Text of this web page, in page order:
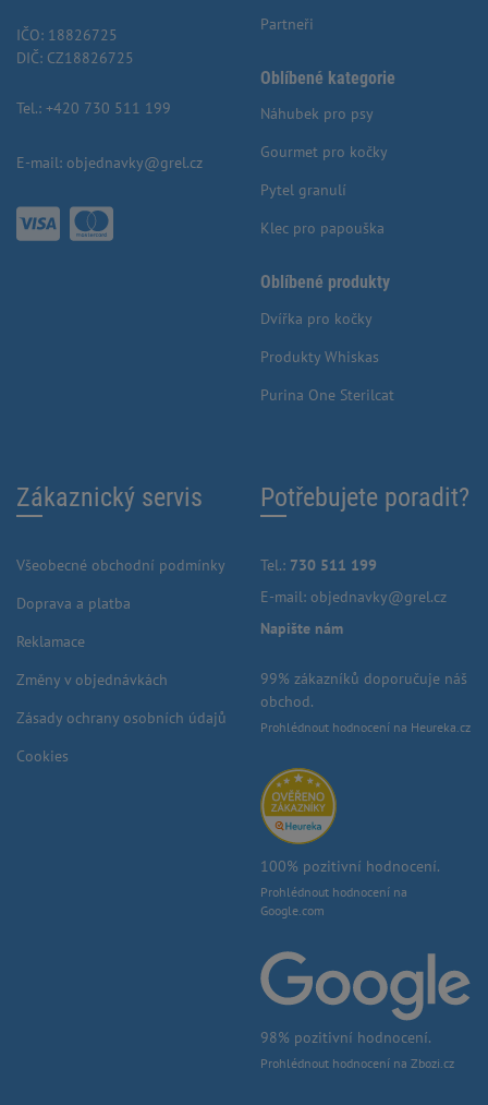
IČO: 18826725
DIČ: CZ18826725
Tel.: +420 730 511 199
E-mail: objednavky@grel.cz
Partneři
Oblíbené kategorie
Náhubek pro psy
Gourmet pro kočky
Pytel granulí
Klec pro papouška
Oblíbené produkty
Dvířka pro kočky
Produkty Whiskas
Purina One Sterilcat
Zákaznický servis
Všeobecné obchodní podmínky
Doprava a platba
Reklamace
Změny v objednávkách
Zásady ochrany osobních údajů
Cookies
Potřebujete poradit?
Tel.: 730 511 199
E-mail: objednavky@grel.cz
Napište nám
99% zákazníků doporučuje náš
obchod.
Prohlédnout hodnocení na Heureka.cz
100% pozitivní hodnocení.
Prohlédnout hodnocení na
Google.com
98% pozitivní hodnocení.
Prohlédnout hodnocení na Zbozi.cz